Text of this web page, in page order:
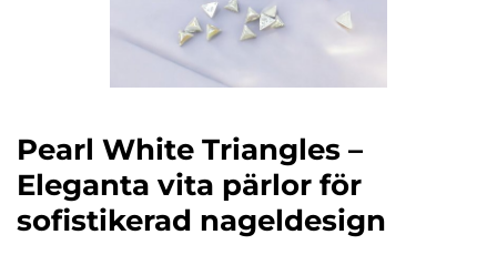
Pearl White Triangles –
Eleganta vita pärlor för
sofistikerad nageldesign